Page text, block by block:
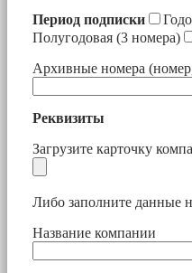
Период подписки
Полугодовая (3 номера)
Архивные номера
Реквизиты
Загрузите карточку
Либо заполните данные
Название компании